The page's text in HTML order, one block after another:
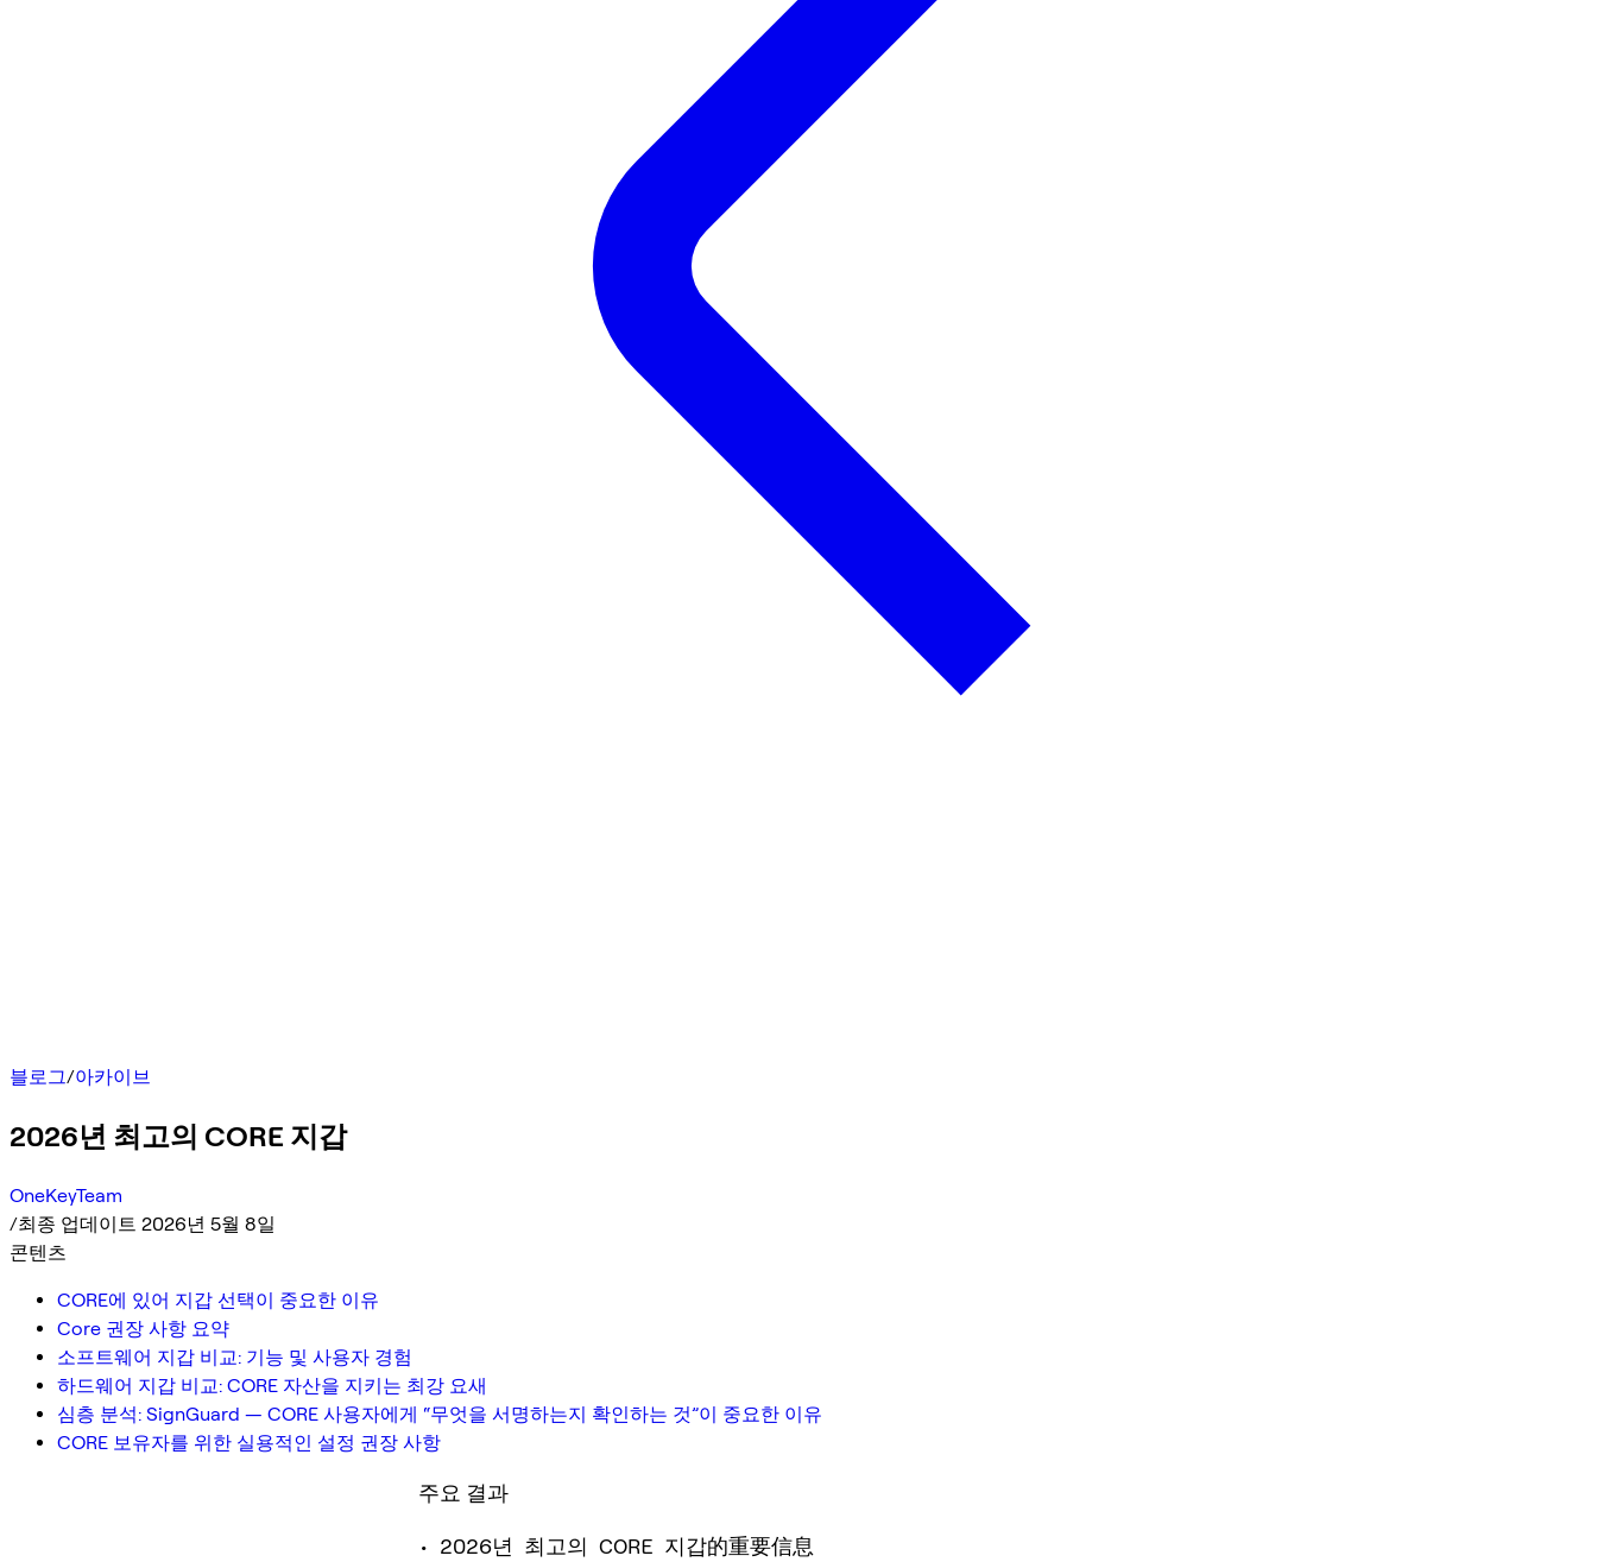
블로그/아카이브
2026년 최고의 CORE 지갑
OneKeyTeam
/최종 업데이트 2026년 5월 8일
콘텐츠
CORE에 있어 지갑 선택이 중요한 이유
Core 권장 사항 요약
소프트웨어 지갑 비교: 기능 및 사용자 경험
하드웨어 지갑 비교: CORE 자산을 지키는 최강 요새
심층 분석: SignGuard — CORE 사용자에게 “무엇을 서명하는지 확인하는 것”이 중요한 이유
CORE 보유자를 위한 실용적인 설정 권장 사항
주요 결과
• 2026년 최고의 CORE 지갑的重要信息